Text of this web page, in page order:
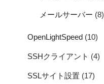
メールサーバー (8)
OpenLightSpeed (10)
SSHクライアント (4)
SSLサイト設置 (17)